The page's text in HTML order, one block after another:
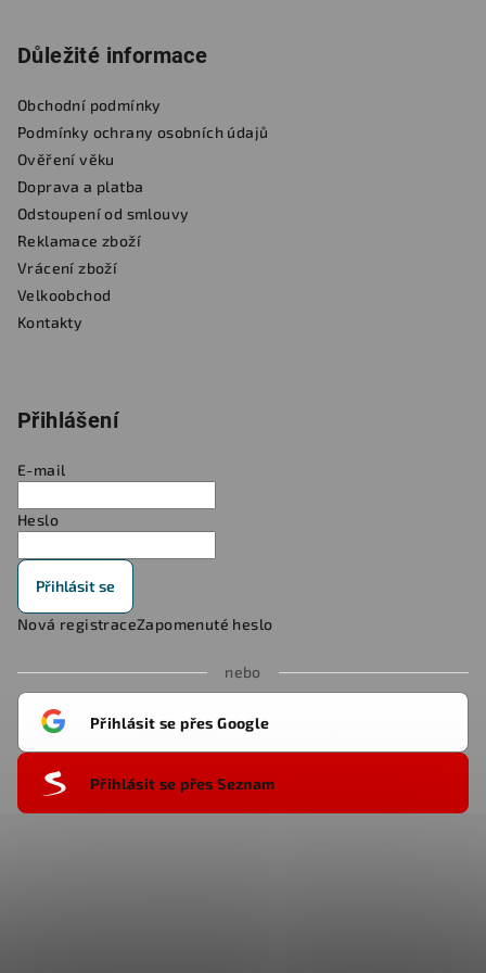
Důležité informace
Obchodní podmínky
Podmínky ochrany osobních údajů
Ověření věku
Doprava a platba
Odstoupení od smlouvy
Reklamace zboží
Vrácení zboží
Velkoobchod
Kontakty
Přihlášení
E-mail
Heslo
Přihlásit se
Nová registraceZapomenuté heslo
nebo
Přihlásit se přes Google
Přihlásit se přes Seznam